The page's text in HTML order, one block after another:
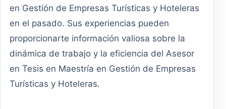
en Gestión de Empresas Turísticas y Hoteleras
en el pasado. Sus experiencias pueden
proporcionarte información valiosa sobre la
dinámica de trabajo y la eficiencia del Asesor
en Tesis en Maestría en Gestión de Empresas
Turísticas y Hoteleras.